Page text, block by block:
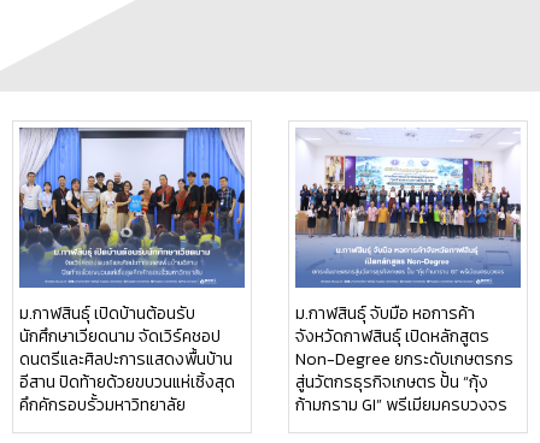
ม.กาฬสินธุ์ เปิดบ้านต้อนรับ
นักศึกษาเวียดนาม จัดเวิร์คชอป
ดนตรีและศิลปะการแสดงพื้นบ้าน
อีสาน ปิดท้ายด้วยขบวนแห่เซิ้งสุด
คึกคักรอบรั้วมหาวิทยาลัย
ม.กาฬสินธุ์ จับมือ หอการค้า
จังหวัดกาฬสินธุ์ เปิดหลักสูตร
Non-Degree ยกระดับเกษตรกร
สู่นวัตกรธุรกิจเกษตร ปั้น “กุ้ง
ก้ามกราม GI” พรีเมียมครบวงจร